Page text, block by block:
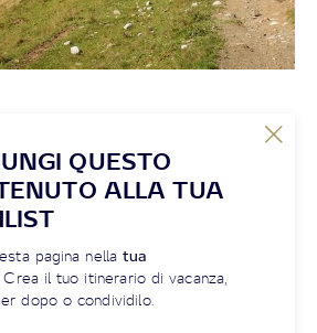
QUESTO
ALLA TUA
pagina nellatua
Crea il tuo itinerario di vacanza,
dopo o condividilo.